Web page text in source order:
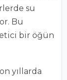
su
Bu
bir öğün
yıllarda